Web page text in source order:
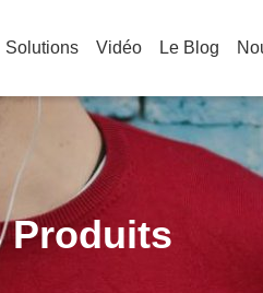
Solutions Vidéo Le Blog
Produits